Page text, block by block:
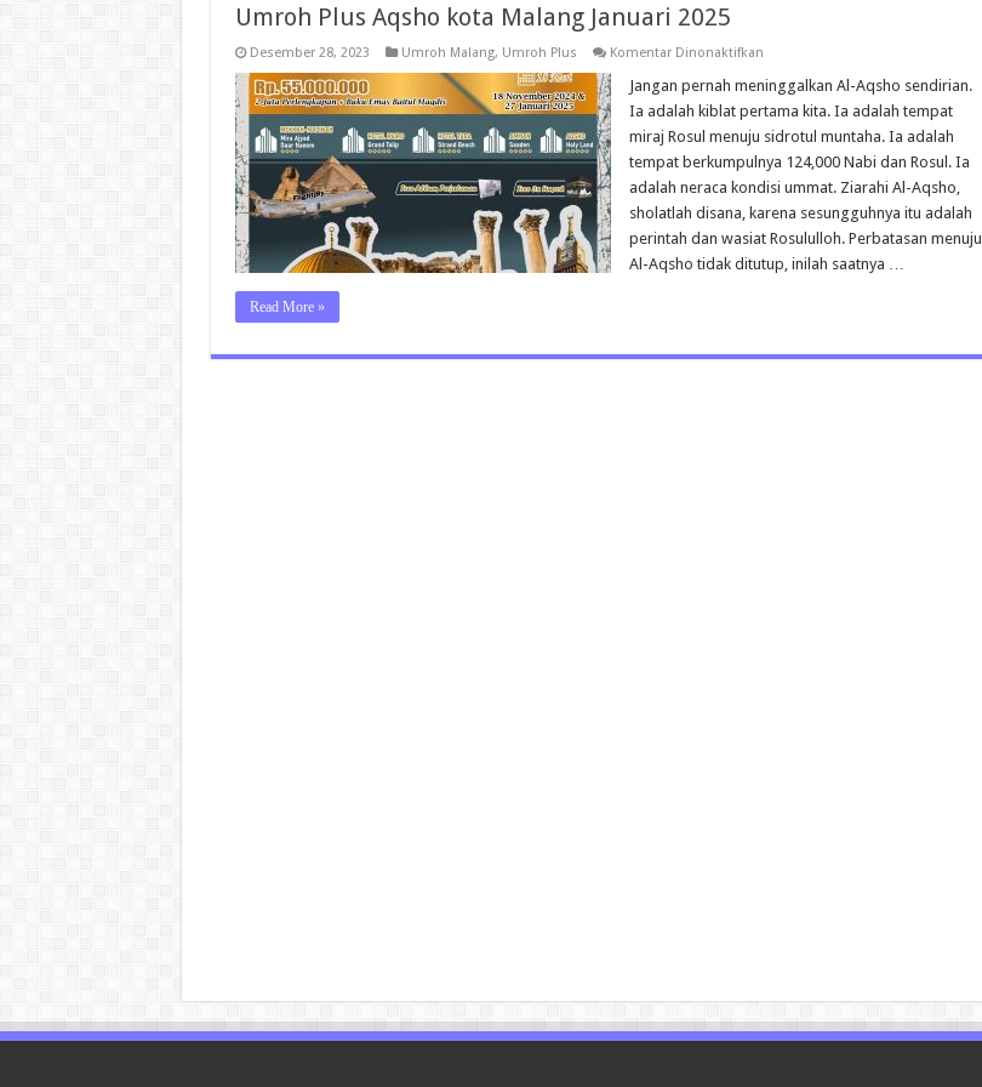
Umroh Plus Aqsho kota Malang Januari 2025
Desember 28, 2023 Umroh Malang, Umroh Plus Komentar Dinonaktifkanpada
Plus
Aqsho
kota
Malang
Januari
2025
Jangan pernah meninggalkan Al-Aqsho sendirian.
Ia adalah kiblat pertama kita. Ia adalah tempat
miraj Rosul menuju sidrotul muntaha. Ia adalah
tempat berkumpulnya 124,000 Nabi dan Rosul. Ia
adalah neraca kondisi ummat. Ziarahi Al-Aqsho,
sholatlah disana, karena sesungguhnya itu adalah
perintah dan wasiat Rosululloh. Perbatasan menuju
Al-Aqsho tidak ditutup, inilah saatnya …
Read More »